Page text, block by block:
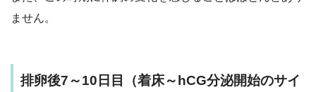
ません。
排卵後7～10日目（着床～hCG分泌開始のサイ